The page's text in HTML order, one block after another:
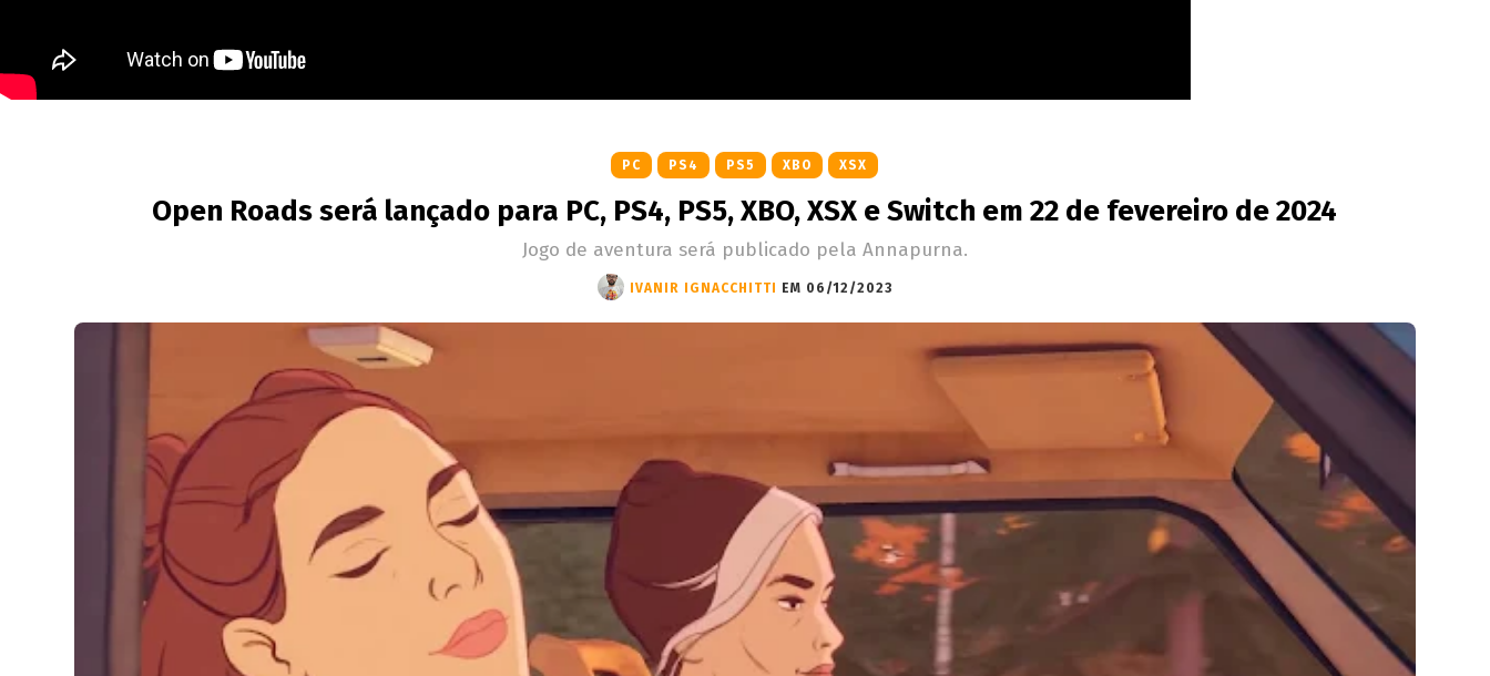
PC PS4 PS5 XBO XSX
Open Roads será lançado para PC, PS4, PS5, XBO, XSX e Switch em 22 de fevereiro de 2024
Jogo de aventura será publicado pela Annapurna.
IVANIR IGNACCHITTI EM 06/12/2023